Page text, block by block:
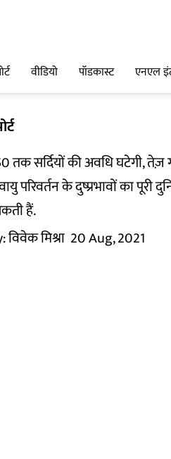
वीडियो पॉडकास्ट एनएल
तक सर्दियों की अवधि घटेगी, तेज़
परिवर्तन के दुष्प्रभावों का
हैं.
विवेक मिश्रा 20 Aug, 2021